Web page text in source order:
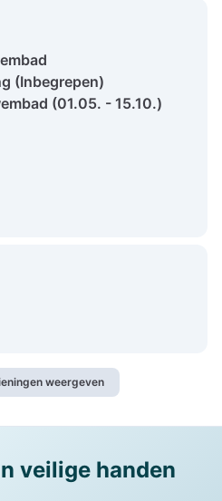
(Inbegrepen)
(01.05. - 15.10.)
weergeven
veilige handen